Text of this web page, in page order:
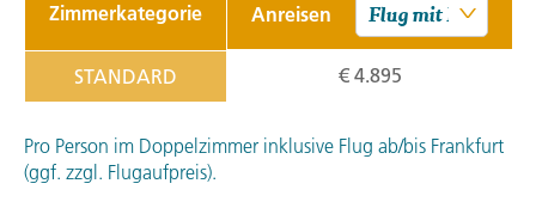
Zimmerkategorie Anreisen
STANDARD € 4.895
Pro Person im Doppelzimmer inklusive Flug ab/bis Frankfurt
(ggf. zzgl. Flugaufpreis).